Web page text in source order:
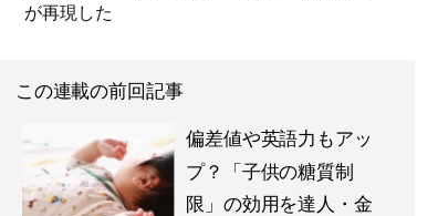
が再現した
この連載の前回記事
偏差値や英語力もアッ
プ？「子供の糖質制
限」の効用を達人・金